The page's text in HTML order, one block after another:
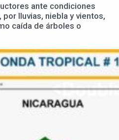
ante condiciones
lluvias, niebla y vientos,
caída de árboles o